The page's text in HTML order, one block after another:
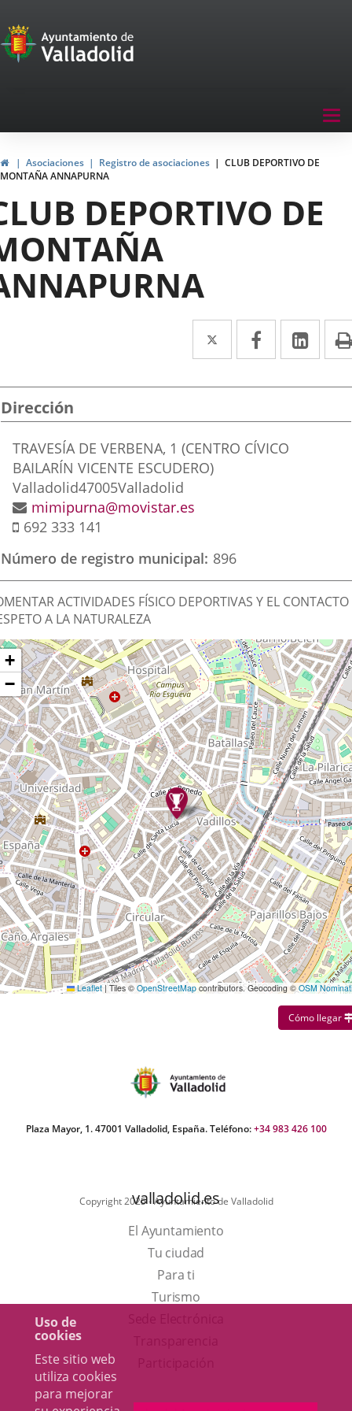
Uso de
cookies
Este sitio web
utiliza cookies
para mejorar
Portal
de
navegación
InicioAsociaciones Registro de asociaciones
CLUB DEPORTIVO DE
MONTAÑA ANNAPURNA
DEPORTIVO DE
Twitter
Enlace
a
una
externa.
Facebook
Enlace
a
una
externa.
a
una
Dirección
Dirección
postal
TRAVESÍA DE VERBENA, 1 (CENTRO CÍVICO
BAILARÍN VICENTE ESCUDERO)
Valladolid47005Valladolid
Dirección
de
electrónico
mimipurna@movistar.es
Móvil
692 333 141
Número de registro municipal 896
ACTIVIDADES FÍSICO DEPORTIVAS Y EL CONTACTO
A LA NATURALEZA
+
−
Leaflet |Tiles © OpenStreetMap contributors. Geocoding ©OSM
Cómo llegar
Plaza Mayor, 1. 47001 Valladolid, España. Teléfono:+34 983 426 100
Copyright 2025 - Ayuntamiento de Valladolid
valladolid.es
El Ayuntamiento
Tu ciudad
Para ti
TurismoEste
unaexterna.